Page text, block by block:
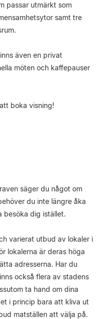
passar utmärkt som
samt tre
även en privat
möten och kaffepauser
boka visning!
säger du något om
du inte längre åka
besöka dig istället.
varierat utbud av lokaler i
lokalerna är deras höga
adresserna. Har du
också flera av stadens
ta hand om dina
i princip bara att kliva ut
matställen att välja på.